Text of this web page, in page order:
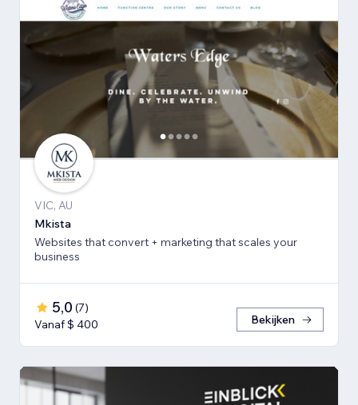
VIC, AU
Mkista
Websites that convert + marketing that scales your
business
5,0 (7)
Vanaf $ 400
Bekijken